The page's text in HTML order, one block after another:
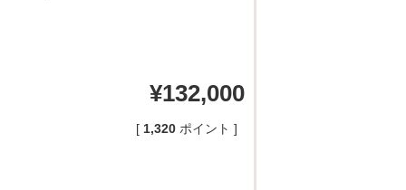
¥132,000
[ 1,320 ポイント ]